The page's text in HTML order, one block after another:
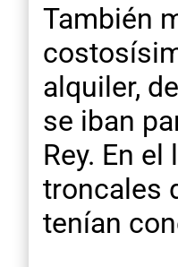
También
alquiler,
se iban
Rey. En
troncales
tenían